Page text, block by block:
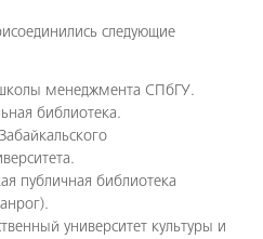
следующие
менеджмента СПбГУ.
библиотека.
публичная библиотека
университет культуры и